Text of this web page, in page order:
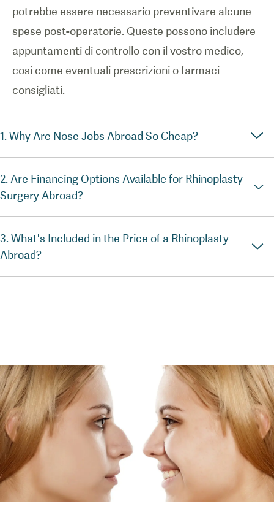
potrebbe essere necessario preventivare alcune
spese post-operatorie. Queste possono includere
appuntamenti di controllo con il vostro medico,
così come eventuali prescrizioni o farmaci
consigliati.
1. Why Are Nose Jobs Abroad So Cheap?
2. Are Financing Options Available for Rhinoplasty
Surgery Abroad?
3. What's Included in the Price of a Rhinoplasty
Abroad?